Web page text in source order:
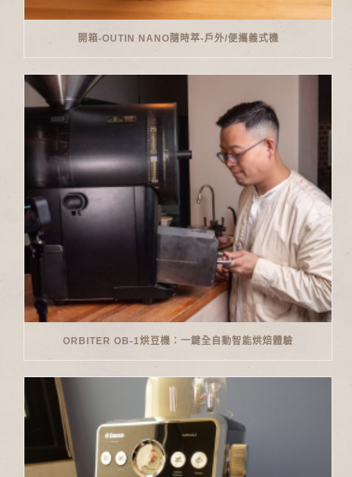
開箱-OUTIN NANO隨時萃-戶外/便攜義式機
ORBITER OB-1烘豆機：一鍵全自動智能烘焙體驗